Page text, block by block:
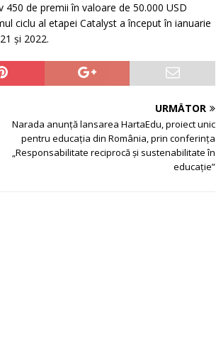
de premii în valoare de 50.000 USD
ciclu al etapei Catalyst a început în ianuarie
și 2022.
URMĂTOR
Narada anunță lansarea HartaEdu, proiect unic
pentru educaţia din România, prin conferința
„Responsabilitate reciprocă și sustenabilitate în
educație”